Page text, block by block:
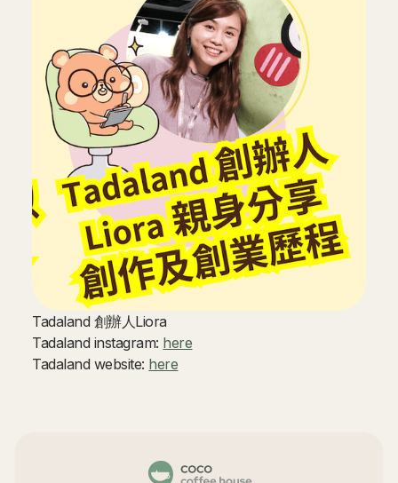
Tadaland 創辦人Liora
Tadaland instagram: here
Tadaland website: here